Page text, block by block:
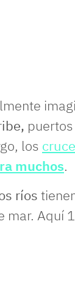
los
muchos.
ríos
mar. Aquí